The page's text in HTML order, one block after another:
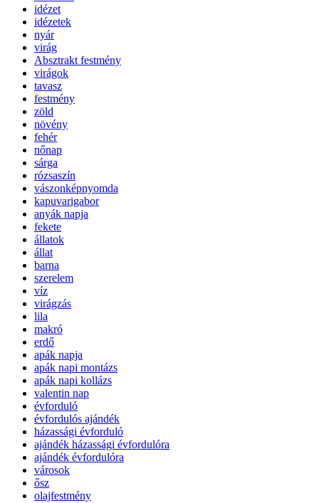
idézet
idézetek
nyár
virág
Absztrakt festmény
virágok
tavasz
festmény
zöld
növény
fehér
nőnap
sárga
rózsaszín
vászonképnyomda
kapuvarigabor
anyák napja
fekete
állatok
állat
barna
szerelem
víz
virágzás
lila
makró
erdő
apák napja
apák napi montázs
apák napi kollázs
valentin nap
évforduló
évfordulós ajándék
házassági évforduló
ajándék házassági évfordulóra
ajándék évfordulóra
városok
ősz
olajfestmény